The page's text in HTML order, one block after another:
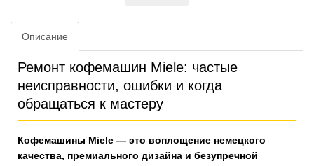
Описание
Ремонт кофемашин Miele: частые
неисправности, ошибки и когда
обращаться к мастеру
Кофемашины Miele — это воплощение немецкого
качества, премиального дизайна и безупречной